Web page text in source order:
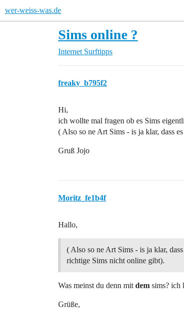
wer-weiss-was.de
Sims online ?
Internet Surftipps
freaky_b795f2
Hi,
ich wollte mal fragen ob es Sims
( Also so ne Art Sims - is ja klar, dass es
Gruß Jojo
Moritz_fe1b4f
Hallo,
( Also so ne Art Sims - is ja klar, dass
richtige Sims nicht online gibt).
Was meinst du denn mit dem sims? ich
Grüße,